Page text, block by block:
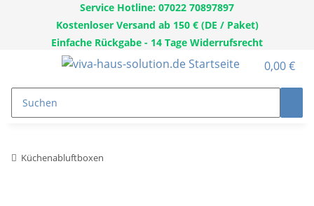
Service Hotline: 07022 70897897
Kostenloser Versand ab 150 € (DE / Paket)
Einfache Rückgabe - 14 Tage Widerrufsrecht
0,00 €
Küchenabluftboxen